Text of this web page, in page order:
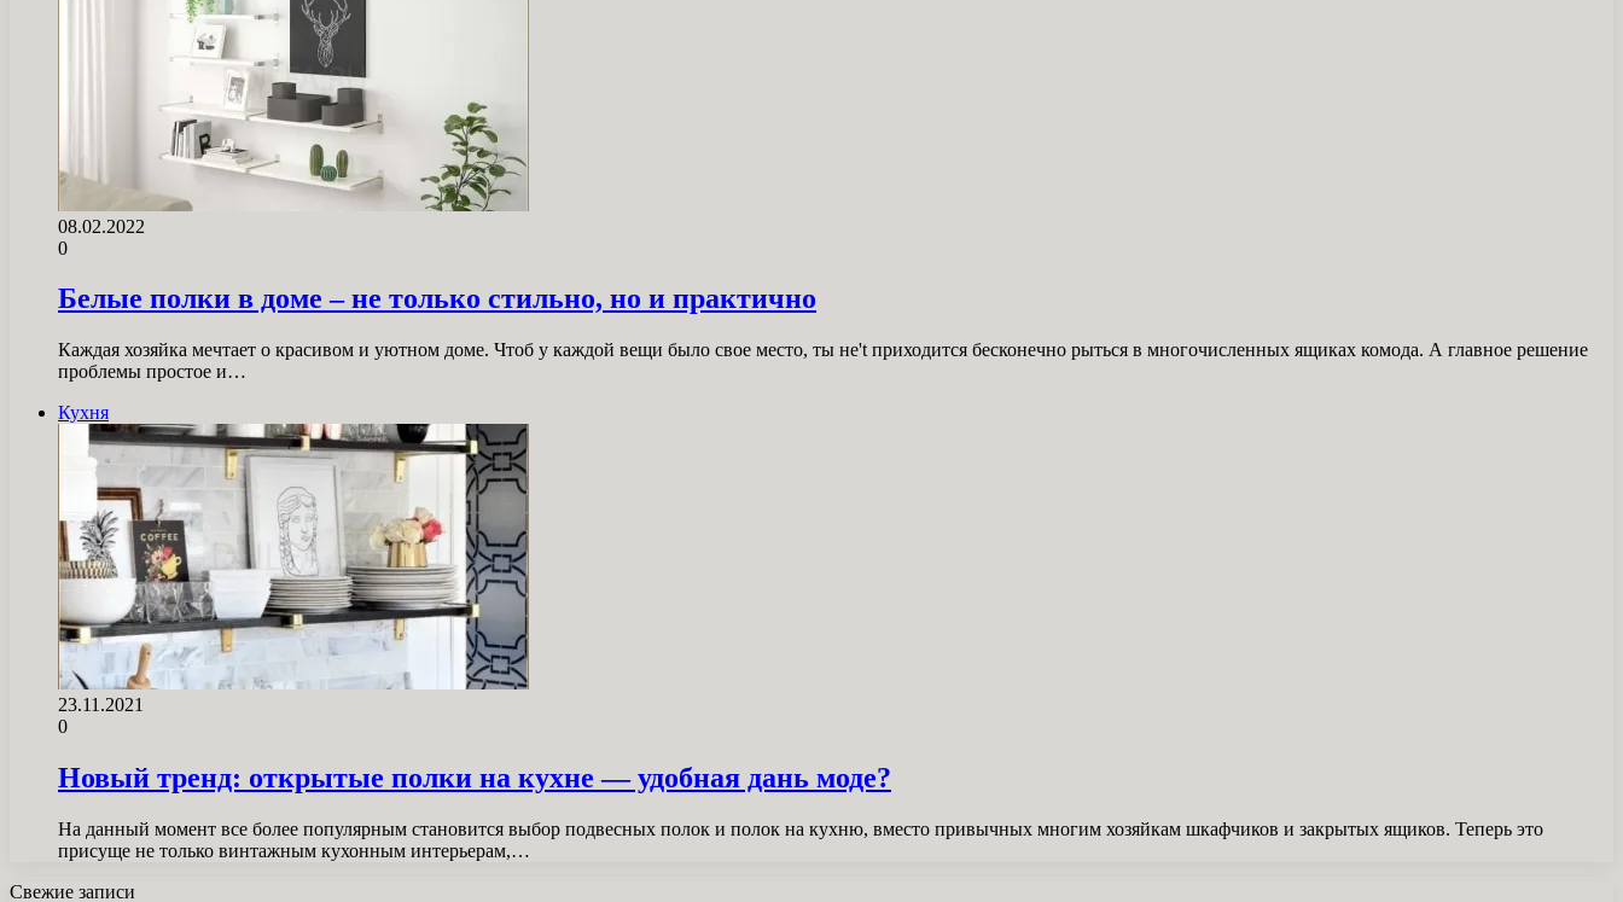
08.02.2022
0
Белые полки в доме – не только стильно, но и практично
Каждая хозяйка мечтает о красивом и уютном доме. Чтоб у каждой вещи было свое место, ты не't приходится бесконечно рыться в многочисленных ящиках комода. А главное решение
проблемы простое и…
Кухня
23.11.2021
0
Новый тренд: открытые полки на кухне — удобная дань моде?
На данный момент все более популярным становится выбор подвесных полок и полок на кухню, вместо привычных многим хозяйкам шкафчиков и закрытых ящиков. Теперь это
присуще не только винтажным кухонным интерьерам,…
Свежие записи